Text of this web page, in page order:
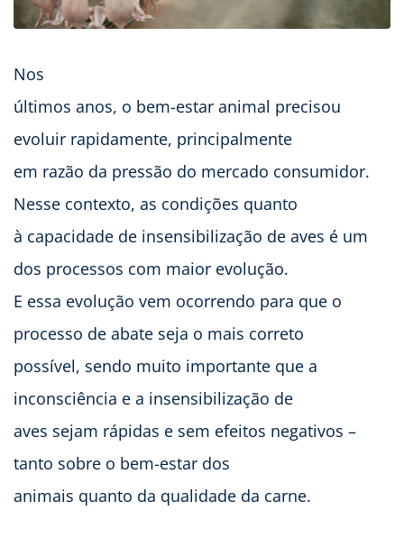
Nos
últimos anos, o bem-estar animal precisou
evoluir rapidamente, principalmente
em razão da pressão do mercado consumidor.
Nesse contexto, as condições quanto
à capacidade de insensibilização de aves é um
dos processos com maior evolução.
E essa evolução vem ocorrendo para que o
processo de abate seja o mais correto
possível, sendo muito importante que a
inconsciência e a insensibilização de
aves sejam rápidas e sem efeitos negativos –
tanto sobre o bem-estar dos
animais quanto da qualidade da carne.